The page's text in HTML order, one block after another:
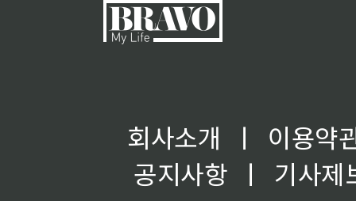
회사소개 ㅣ
이용약
공지사항
ㅣ
기사제